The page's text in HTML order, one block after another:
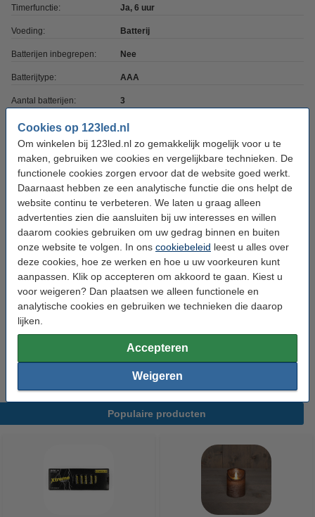
Cookies op 123led.nl
Om winkelen bij 123led.nl zo gemakkelijk mogelijk voor u te
maken, gebruiken we cookies en vergelijkbare technieken. De
functionele cookies zorgen ervoor dat de website goed werkt.
Daarnaast hebben ze een analytische functie die ons helpt de
website continu te verbeteren. We laten u graag alleen
advertenties zien die aansluiten bij uw interesses en willen
daarom cookies gebruiken om uw gedrag binnen en buiten
onze website te volgen. In ons cookiebeleid leest u alles over
deze cookies, hoe ze werken en hoe u uw voorkeuren kunt
aanpassen. Klik op accepteren om akkoord te gaan. Kiest u
voor weigeren? Dan plaatsen we alleen functionele en
analytische cookies en gebruiken we technieken die daarop
lijken.
Accepteren
Weigeren
Timerfunctie: Ja, 6 uur
Voeding: Batterij
Batterijen inbegrepen: Nee
Batterijtype: AAA
Aantal batterijen: 3
Afmetingen: 7,5 mm x 15 cm (bxh)
Diameter: Ø 7,5 cm
Beschermingsniveau: IP20
Gebruik: Binnen
Oud voor nieuw: uw oude apparaat
Bestel mee:
Xtreme Power AAA batterijen | 4 stuks
€ 3,95
Q-Nomic AAA batterijen | 24 stuks
Populaire producten